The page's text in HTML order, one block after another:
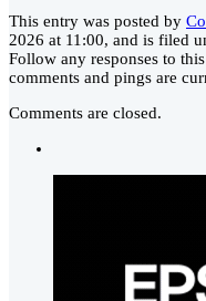
This entry was posted by
2026 at 11:00, and is filed
Follow any responses to
comments and pings are
Comments are closed.